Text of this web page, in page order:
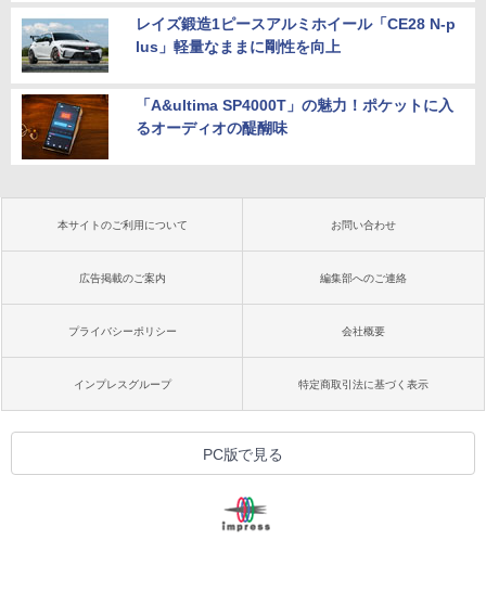
レイズ鍛造1ピースアルミホイール「CE28 N-p
lus」軽量なままに剛性を向上
「A&ultima SP4000T」の魅力！ポケットに入
るオーディオの醍醐味
本サイトのご利用について お問い合わせ
広告掲載のご案内 編集部へのご連絡
プライバシーポリシー 会社概要
インプレスグループ 特定商取引法に基づく表示
PC版で見る